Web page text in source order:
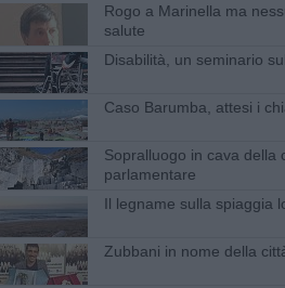
​Rogo a Marinella ma
salute
Disabilità, un seminario
Caso Barumba, attesi i
Sopralluogo in cava della
parlamentare
​Il legname sulla spiaggia
Zubbani in nome della